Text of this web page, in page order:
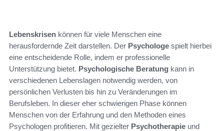
Lebenskrisen können für viele Menschen eine
herausfordernde Zeit darstellen. Der Psychologe spielt hierbei
eine entscheidende Rolle, indem er professionelle
Unterstützung bietet. Psychologische Beratung kann in
verschiedenen Lebenslagen notwendig werden, von
persönlichen Verlusten bis hin zu Veränderungen im
Berufsleben. In dieser eher schwierigen Phase können
Menschen von der Erfahrung und den Methoden eines
Psychologen profitieren. Mit gezielter Psychotherapie und